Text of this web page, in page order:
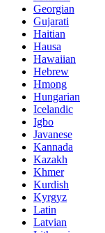
Georgian
Gujarati
Haitian
Hausa
Hawaiian
Hebrew
Hmong
Hungarian
Icelandic
Igbo
Javanese
Kannada
Kazakh
Khmer
Kurdish
Kyrgyz
Latin
Latvian